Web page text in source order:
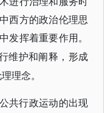
西方的政治伦理思
发挥着重要作用。
维护和阐释，形成
理念。
共行政运动的出现